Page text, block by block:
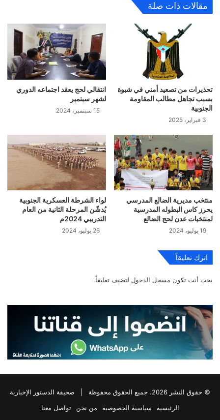
مقالات ذات صلة
تحذيرات من تصعيد أمني في شبوة
بسبب تجاهل مطالب المقاومة
الجنوبية
3 فبراير، 2025
انتقالي لحج يعقد اجتماعه الدوري
لشهر سبتمبر
15 سبتمبر، 2024
منتخب مديرية الضالع المدرسي
يحرز كاس البطوله المدرسية
لمنتخبات عدن لحج الضالع
19 يوليو، 2024
لواء الشرطة العسكرية الجنوبية
يُدشّن المرحلة الثانية من العام
التدريبي 2024م
26 يوليو، 2024
اترك تعليقاً
يجب أنت تكون مسجل الدخول لتضيف تعليقاً.
© حقوق النشر 2026، جميع الحقوق محفوظة |
صحيفة الدستور الإخبارية
الرئيسية
سياسية الخصوصية من نحن تواصل معنا